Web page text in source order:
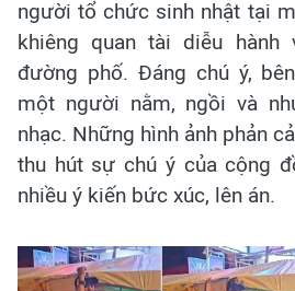
người tổ chức sinh nhật tại
khiêng quan tài diễu hành
đường phố. Đáng chú ý,
một người nằm, ngồi và
nhạc. Những hình ảnh phản
thu hút sự chú ý của cộng
nhiều ý kiến bức xúc, lên án.